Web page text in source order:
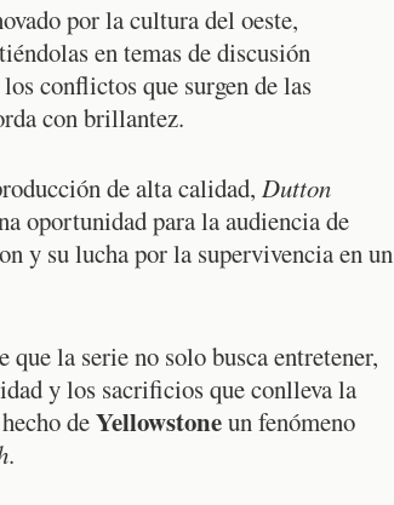
por la cultura del oeste,
en temas de discusión
conflictos que surgen de las
con brillantez.
de alta calidad, Dutton
oportunidad para la audiencia de
y su lucha por la supervivencia en un
la serie no solo busca entretener,
y los sacrificios que conlleva la
deYellowstoneun fenómeno
.